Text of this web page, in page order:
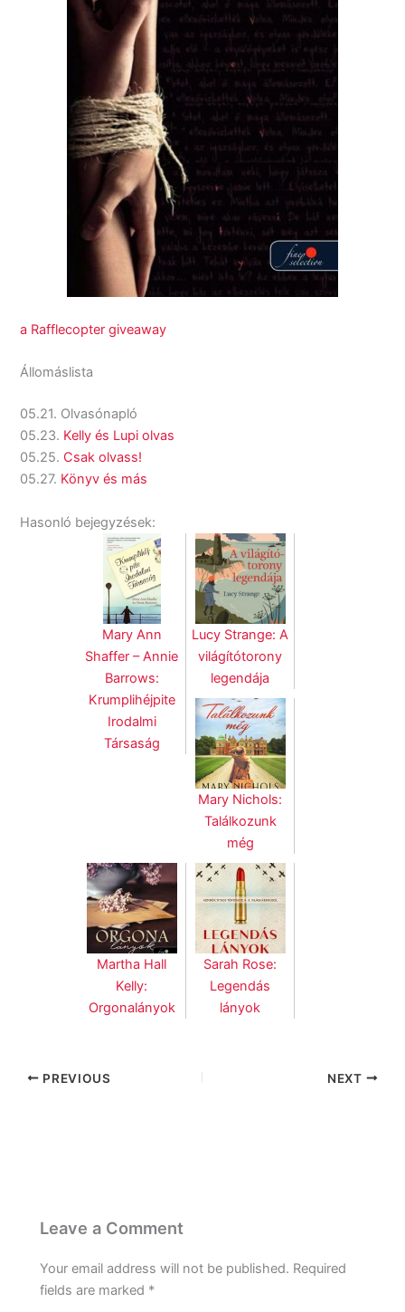
a Rafflecopter giveaway
Állomáslista
05.21. Olvasónapló
05.23. Kelly és Lupi olvas
05.25. Csak olvass!
05.27. Könyv és más
Hasonló bejegyzések:
Mary Ann
Shaffer – Annie
Barrows:
Krumplihéjpite
Irodalmi
Társaság
Lucy Strange: A
világítótorony
legendája
Mary Nichols:
Találkozunk
még
Martha Hall
Kelly:
Orgonalányok
Sarah Rose:
Legendás
lányok
PREVIOUS NEXT
Leave a Comment
Your email address will not be published. Required
fields are marked *